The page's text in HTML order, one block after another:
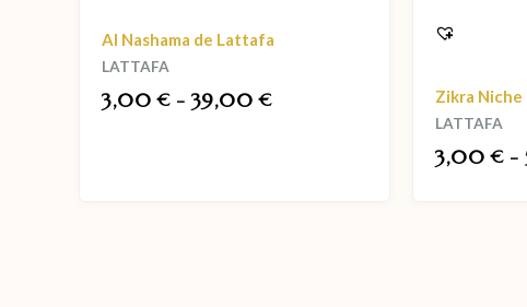
Al Nashama de Lattafa
LATTAFA
3,00€ - 39,00€ Zikra
LATTAFA
3,00€ -